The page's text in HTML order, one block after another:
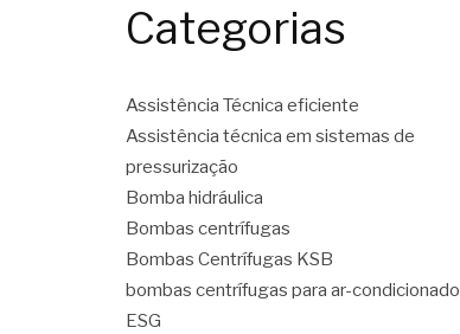
Categorias
Assistência Técnica eficiente
Assistência técnica em sistemas de
pressurização
Bomba hidráulica
Bombas centrífugas
Bombas Centrífugas KSB
bombas centrífugas para ar-condicionado
ESG